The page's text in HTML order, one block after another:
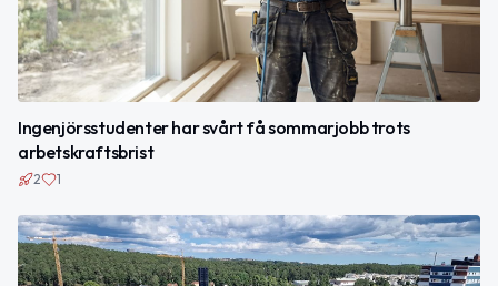
Ingenjörsstudenter har svårt få sommarjobb trots
arbetskraftsbrist
2 1